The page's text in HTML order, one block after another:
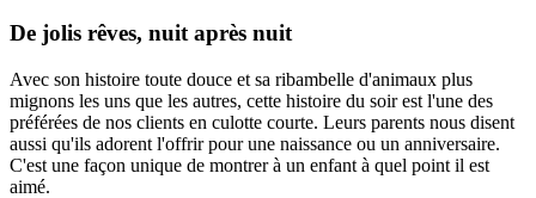
De jolis rêves, nuit après nuit
Avec son histoire toute douce et sa ribambelle d'animaux plus
mignons les uns que les autres, cette histoire du soir est l'une des
préférées de nos clients en culotte courte. Leurs parents nous disent
aussi qu'ils adorent l'offrir pour une naissance ou un anniversaire.
C'est une façon unique de montrer à un enfant à quel point il est
aimé.